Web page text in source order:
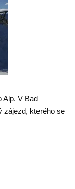
Alp. V Bad
zájezd, kterého se